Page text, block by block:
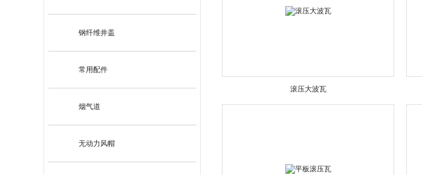
钢纤维井盖
常用配件
烟气道
无动力风帽
滚压大波瓦